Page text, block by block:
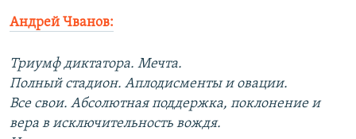
Андрей Чванов:
Триумф диктатора. Мечта.
Полный стадион. Аплодисменты и овации.
Все свои. Абсолютная поддержка, поклонение и
вера в исключительность вождя.